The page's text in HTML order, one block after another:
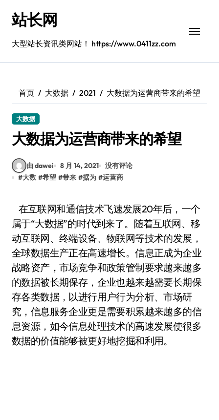
站长网
大型站长资讯类网站！ https://www.0411zz.com
首页 大数据 2021 大数据为运营商带来的希望
大数据
大数据为运营商带来的希望
由 dawei 8 月 14, 2021
没有评论
#大数 #希望 #带来 #据为 #运营商
在互联网和通信技术飞速发展20年后，一个
属于“大数据”的时代到来了。随着互联网、移
动互联网、终端设备、物联网等技术的发展，
全球数据生产正在高速增长。信息正成为企业
战略资产，市场竞争和政策管制要求越来越多
的数据被长期保存，企业也越来越需要长期保
存各类数据，以进行用户行为分析、市场研
究，信息服务企业更是需要积累越来越多的信
息资源，如今信息处理技术的高速发展使很多
数据的价值能够被更好地挖掘和利用。